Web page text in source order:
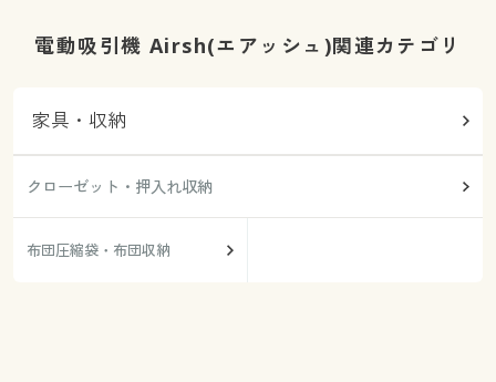
電動吸引機 Airsh(エアッシュ)関連カテゴリ
家具・収納
クローゼット・押入れ収納
布団圧縮袋・布団収納